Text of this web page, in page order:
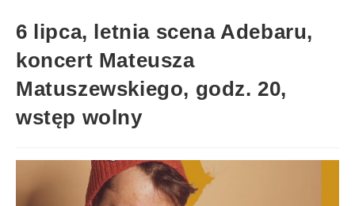
6 lipca, letnia scena Adebaru,
koncert Mateusza
Matuszewskiego, godz. 20,
wstęp wolny